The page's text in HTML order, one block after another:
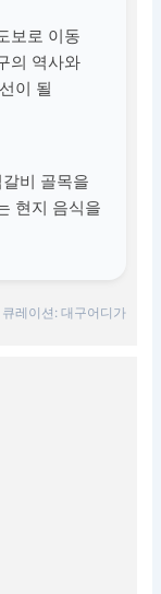
보로 이동
의 역사와
이 될
비 골목을
현지 음식을
레이션: 대구어디가